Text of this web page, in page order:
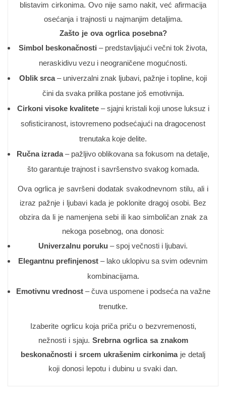
blistavim cirkonima. Ovo nije samo nakit, već afirmacija
osećanja i trajnosti u najmanjim detaljima.
Zašto je ova ogrlica posebna?
Simbol beskonačnosti – predstavljajući večni tok života,
neraskidivu vezu i neograničene mogućnosti.
Oblik srca– univerzalni znak ljubavi, pažnje i topline, koji
čini da svaka prilika postane još emotivnija.
Cirkoni visoke kvalitete– sjajni kristali koji unose luksuz i
sofisticiranost, istovremeno podsećajući na dragocenost
trenutaka koje delite.
Ručna izrada– pažljivo oblikovana sa fokusom na detalje,
što garantuje trajnost i savršenstvo svakog komada.
Ova ogrlica je savršeni dodatak svakodnevnom stilu, ali i
izraz pažnje i ljubavi kada je poklonite dragoj osobi. Bez
obzira da li je namenjena sebi ili kao simboličan znak za
nekoga posebnog, ona donosi:
Univerzalnu poruku – spoj večnosti i ljubavi.
Elegantnu prefinjenost – lako uklopivu sa svim odevnim
kombinacijama.
Emotivnu vrednost– čuva uspomene i podseća na važne
trenutke.
Izaberite ogrlicu koja priča priču o bezvremenosti,
nežnosti i sjaju. Srebrna ogrlica sa znakom
beskonačnosti i srcem ukrašenim cirkonimaje detalj
koji donosi lepotu i dubinu u svaki dan.